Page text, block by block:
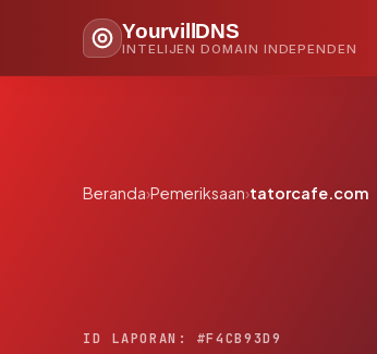
YourvillDNS
INTELIJEN DOMAIN INDEPENDEN
Beranda›Pemeriksaan›tatorcafe.com
ID LAPORAN: #F4CB93D9